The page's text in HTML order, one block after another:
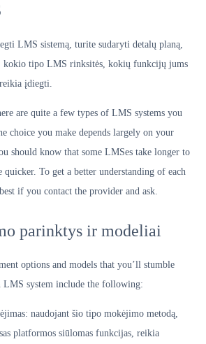
LMS sistemą, turite sudaryti detalų planą,
kokio tipo LMS rinksitės, kokių funkcijų jums
įdiegti.
are quite a few types of LMS systems you
choice you make depends largely on your
should know that some LMSes take longer to
quicker. To get a better understanding of each
if you contact the provider and ask.
parinktys ir modeliai
options and models that you’ll stumble
LMS system include the following:
naudojant šio tipo mokėjimo metodą,
platformos siūlomas funkcijas, reikia